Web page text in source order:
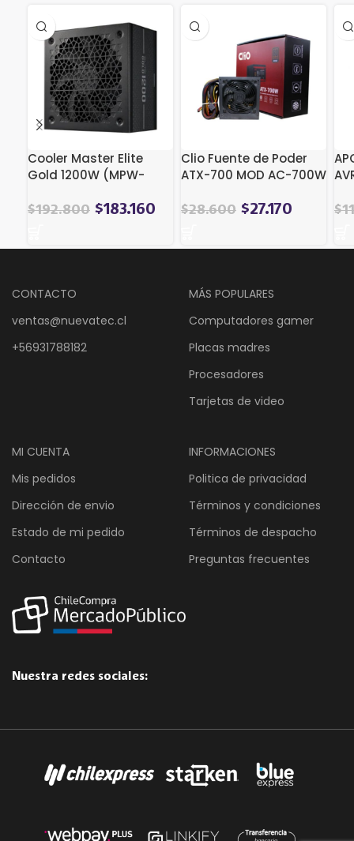
Cooler Master Elite
Gold 1200W (MPW-
$192.800 $183.160
Clio Fuente de Poder
ATX-700 MOD AC-700W
$28.600 $27.170 $
CONTACTO
ventas@nuevatec.cl
+56931788182
MÁS POPULARES
Computadores gamer
Placas madres
Procesadores
Tarjetas de video
MI CUENTA
Mis pedidos
Dirección de envio
Estado de mi pedido
Contacto
INFORMACIONES
Politica de privacidad
Términos y condiciones
Términos de despacho
Preguntas frecuentes
Nuestra redes sociales: